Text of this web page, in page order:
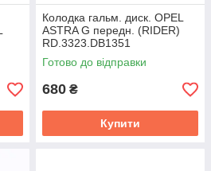
Колодка гальм. диск. OPEL
ASTRA G передн. (RIDER)
RD.3323.DB1351
Готово до відправки
680 ₴
Купити